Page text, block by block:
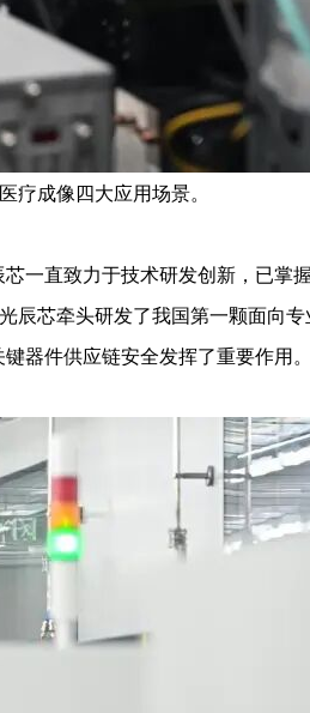
疗成像四大应用场景。
一直致力于技术研发创新，已掌
辰芯牵头研发了我国第一颗面向专
器件供应链安全发挥了重要作用。